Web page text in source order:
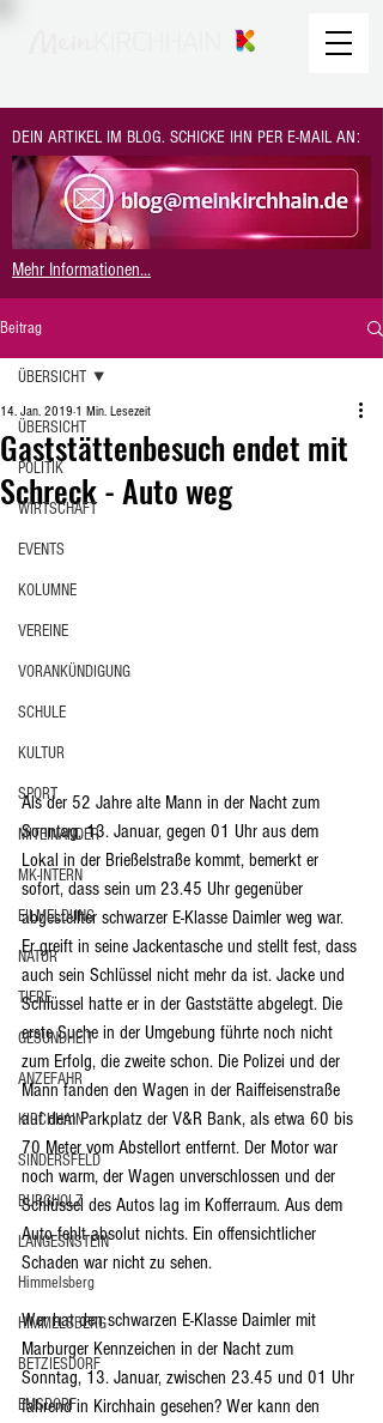
DEIN ARTIKEL IM BLOG. SCHICKE IHN PER E-MAIL AN:
Mehr Informationen...
Beitrag
ÜBERSICHT
POLITIK
WIRTSCHAFT
EVENTS
KOLUMNE
VEREINE
VORANKÜNDIGUNG
SCHULE
KULTUR
SPORT
MITEINANDER
MK-INTERN
EILMELDUNG
NATUR
TIERE
GESUNDHEIT
ANZEFAHR
KIRCHHAIN
SINDERSFELD
BURGHOLZ
LANGESNSTEIN
Himmelsberg
HIMMELSBERG
BETZIESDORF
EMSDORF
ÜBERSICHT
Gaststättenbesuch endet mit
Schreck - Auto weg
14. Jan. 2019 1 Min. Lesezeit
Als der 52 Jahre alte Mann in der Nacht zum
Sonntag, 13. Januar, gegen 01 Uhr aus dem
Lokal in der Brießelstraße kommt, bemerkt er
sofort, dass sein um 23.45 Uhr gegenüber
abgestellter schwarzer E-Klasse Daimler weg war.
Er greift in seine Jackentasche und stellt fest, dass
auch sein Schlüssel nicht mehr da ist. Jacke und
Schlüssel hatte er in der Gaststätte abgelegt. Die
erste Suche in der Umgebung führte noch nicht
zum Erfolg, die zweite schon. Die Polizei und der
Mann fanden den Wagen in der Raiffeisenstraße
auf dem Parkplatz der V&R Bank, als etwa 60 bis
70 Meter vom Abstellort entfernt. Der Motor war
noch warm, der Wagen unverschlossen und der
Schlüssel des Autos lag im Kofferraum. Aus dem
Auto fehlt absolut nichts. Ein offensichtlicher
Schaden war nicht zu sehen.
Wer hat den schwarzen E-Klasse Daimler mit
Marburger Kennzeichen in der Nacht zum
Sonntag, 13. Januar, zwischen 23.45 und 01 Uhr
fahrend in Kirchhain gesehen? Wer kann den